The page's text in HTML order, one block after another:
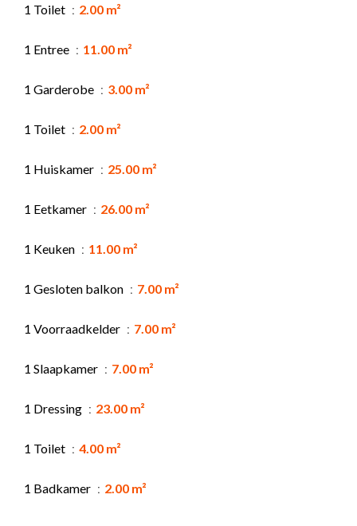
1 Toilet 2.00 m²
1 Entree 11.00 m²
1 Garderobe 3.00 m²
1 Toilet 2.00 m²
1 Huiskamer 25.00 m²
1 Eetkamer 26.00 m²
1 Keuken 11.00 m²
1 Gesloten balkon 7.00 m²
1 Voorraadkelder 7.00 m²
1 Slaapkamer 7.00 m²
1 Dressing 23.00 m²
1 Toilet 4.00 m²
1 Badkamer 2.00 m²